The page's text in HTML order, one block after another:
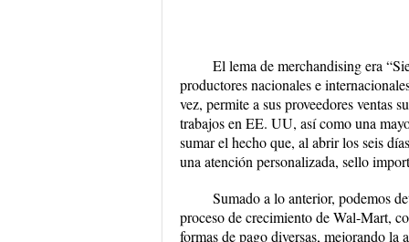
El lema de merchandising era
productores nacionales e
vez, permite a sus proveedores ventas
trabajos en EE. UU, así como una
sumar el hecho que, al abrir los seis
una atención personalizada, sello
Sumado a lo anterior, podemos
proceso de crecimiento de Wal-Mart,
formas de pago diversas, mejorando